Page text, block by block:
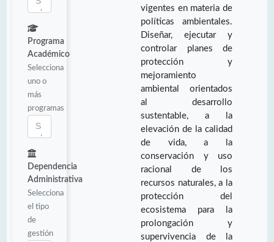
Programa
Académico
Selecciona
uno o
más
programas
Dependencia
Administrativa
Selecciona
el tipo
de
gestión
vigentes en materia de
políticas ambientales.
Diseñar, ejecutar y
controlar planes de
protección y
mejoramiento
ambiental orientados
al desarrollo
sustentable, a la
elevación de la calidad
de vida, a la
conservación y uso
racional de los
recursos naturales, a la
protección del
ecosistema para la
prolongación y
supervivencia de la